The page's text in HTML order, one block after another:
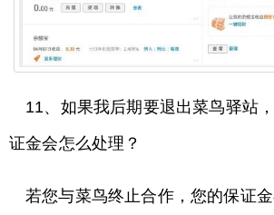
11、如果我后期要退出菜鸟驿站
证金会怎么处理？
若您与菜鸟终止合作，您的保证